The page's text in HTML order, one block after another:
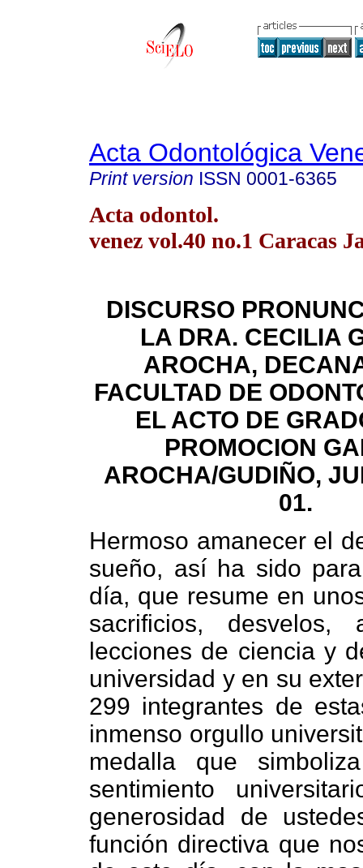
Acta Odontológica
Print version ISSN 0001-6365
Acta odontol.
venez vol.40 no.1 Caracas
DISCURSO
LA DRA. CECILIA
AROCHA,
FACULTAD DE
EL ACTO DE
PROMOCION
AROCHA/GUDIÑO,
01.
Hermoso amanecer el
sueño, así ha sido
día, que resume en
sacrificios, desvelos,
lecciones de ciencia y
universidad y en su
299 integrantes de
inmenso orgullo
medalla que
sentimiento
generosidad de
función directiva que